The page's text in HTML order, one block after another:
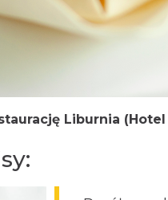
Liburnia